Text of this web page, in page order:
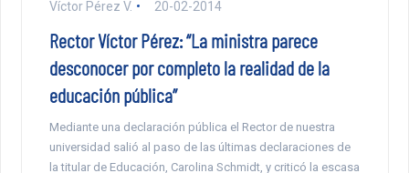
Víctor Pérez V. 20-02-2014
Rector Víctor Pérez: “La ministra parece
desconocer por completo la realidad de la
educación pública”
Mediante una declaración pública el Rector de nuestra
universidad salió al paso de las últimas declaraciones de
la titular de Educación, Carolina Schmidt, y criticó la escasa